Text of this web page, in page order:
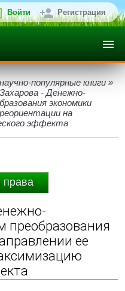
Войти Регистрация
популярные книги »
- Денежно-
экономики
на
эффекта
права
преобразования
ее